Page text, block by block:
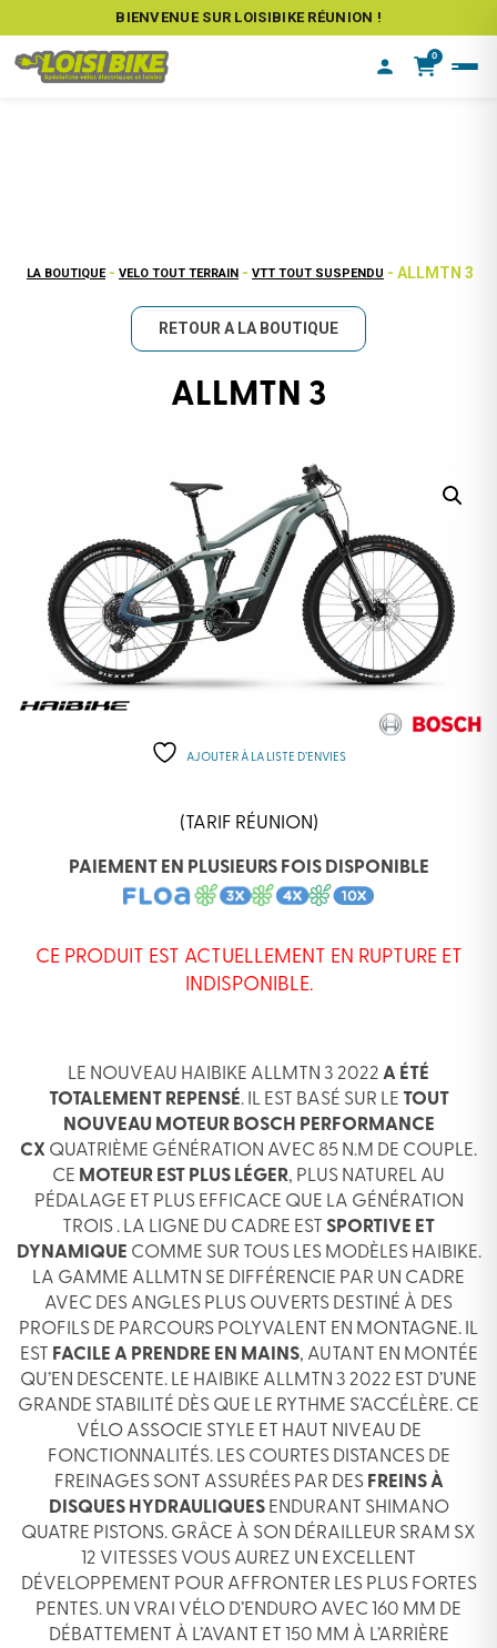
BIENVENUE SUR LOISIBIKE RÉUNION !
0
LA BOUTIQUE - VELO TOUT TERRAIN - VTT TOUT SUSPENDU - ALLMTN 3
RETOUR A LA BOUTIQUE
ALLMTN 3
AJOUTER À LA LISTE D’ENVIES
(TARIF RÉUNION)
PAIEMENT EN PLUSIEURS FOIS DISPONIBLE
CE PRODUIT EST ACTUELLEMENT EN RUPTURE ET
INDISPONIBLE.
LE NOUVEAU HAIBIKE ALLMTN 3 2022 A ÉTÉ
TOTALEMENT REPENSÉ. IL EST BASÉ SUR LE TOUT
NOUVEAU MOTEUR BOSCH PERFORMANCE
CX QUATRIÈME GÉNÉRATION AVEC 85 N.M DE COUPLE.
CE MOTEUR EST PLUS LÉGER, PLUS NATUREL AU
PÉDALAGE ET PLUS EFFICACE QUE LA GÉNÉRATION
TROIS . LA LIGNE DU CADRE EST SPORTIVE ET
DYNAMIQUE COMME SUR TOUS LES MODÈLES HAIBIKE.
LA GAMME ALLMTN SE DIFFÉRENCIE PAR UN CADRE
AVEC DES ANGLES PLUS OUVERTS DESTINÉ À DES
PROFILS DE PARCOURS POLYVALENT EN MONTAGNE. IL
EST FACILE A PRENDRE EN MAINS, AUTANT EN MONTÉE
QU’EN DESCENTE. LE HAIBIKE ALLMTN 3 2022 EST D’UNE
GRANDE STABILITÉ DÈS QUE LE RYTHME S’ACCÉLÈRE. CE
VÉLO ASSOCIE STYLE ET HAUT NIVEAU DE
FONCTIONNALITÉS. LES COURTES DISTANCES DE
FREINAGES SONT ASSURÉES PAR DES FREINS À
DISQUES HYDRAULIQUESENDURANT SHIMANO
QUATRE PISTONS. GRÂCE À SON DÉRAILLEUR SRAM SX
12 VITESSES VOUS AUREZ UN EXCELLENT
DÉVELOPPEMENT POUR AFFRONTER LES PLUS FORTES
PENTES. UN VRAI VÉLO D’ENDURO AVEC 160 MM DE
DÉBATTEMENT À L’AVANT ET 150 MM À L’ARRIÈRE